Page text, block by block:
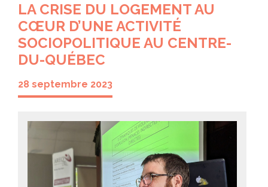
LA CRISE DU LOGEMENT AU
CŒUR D’UNE ACTIVITÉ
SOCIOPOLITIQUE AU CENTRE-
DU-QUÉBEC
28 septembre 2023